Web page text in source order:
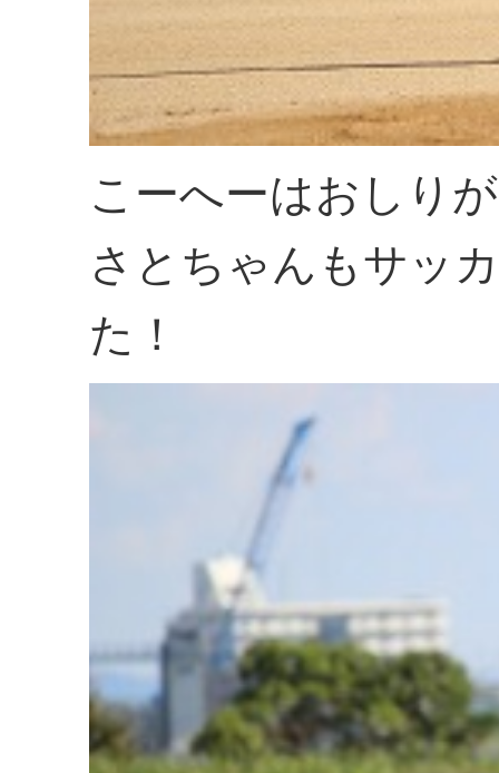
こーへーはおしり
さとちゃんもサッ
た！